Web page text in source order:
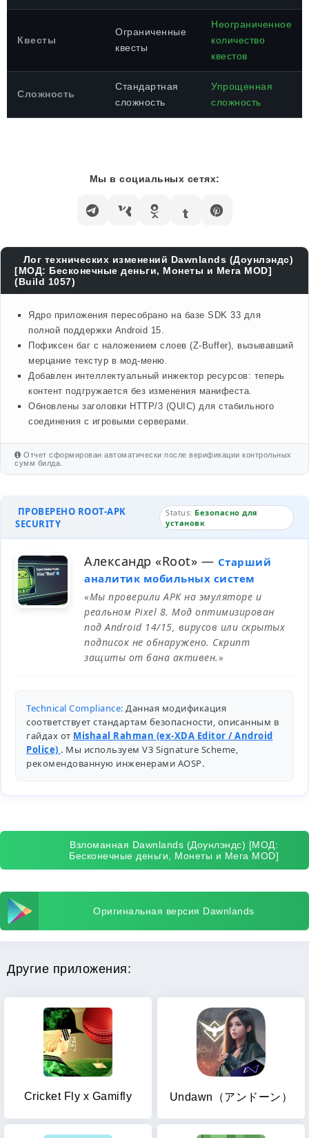
Квесты
Ограниченные
квесты
Неограниченное
количество
квестов
Сложность
Стандартная
сложность
Упрощенная
сложность
Мы в социальных сетях:
Лог технических изменений Dawnlands (Доунлэндс)
[МОД: Бесконечные деньги, Монеты и Мега MOD]
(Build 1057)
Ядро приложения пересобрано на базе SDK 33 для
полной поддержки Android 15.
Пофиксен баг с наложением слоев (Z-Buffer), вызывавший
мерцание текстур в мод-меню.
Добавлен интеллектуальный инжектор ресурсов: теперь
контент подгружается без изменения манифеста.
Обновлены заголовки HTTP/3 (QUIC) для стабильного
соединения с игровыми серверами.
Отчет сформирован автоматически после верификации контрольных
сумм билда.
ПРОВЕРЕНО ROOT-APK
SECURITY
Status: Безопасно для
установк
Александр «Root» — Старший
аналитик мобильных систем
«Мы проверили APK на эмуляторе и
реальном Pixel 8. Мод оптимизирован
под Android 14/15, вирусов или скрытых
подписок не обнаружено. Скрипт
защиты от бана активен.»
Technical Compliance: Данная модификация
соответствует стандартам безопасности, описанным в
гайдах от Mishaal Rahman (ex-XDA Editor / Android
Police) . Мы используем V3 Signature Scheme,
рекомендованную инженерами AOSP.
Взломанная Dawnlands (Доунлэндс) [МОД:
Бесконечные деньги, Монеты и Мега MOD]
Оригинальная версия Dawnlands
Другие приложения:
Cricket Fly x Gamifly Undawn（アンドーン）